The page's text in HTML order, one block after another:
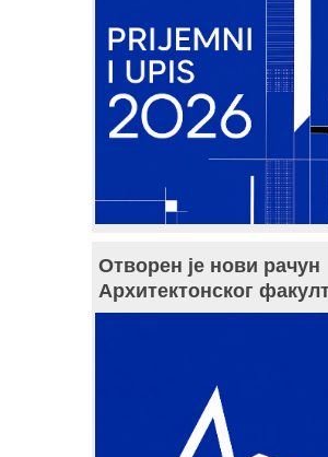
Отворен је нови рачун
Архитектонског